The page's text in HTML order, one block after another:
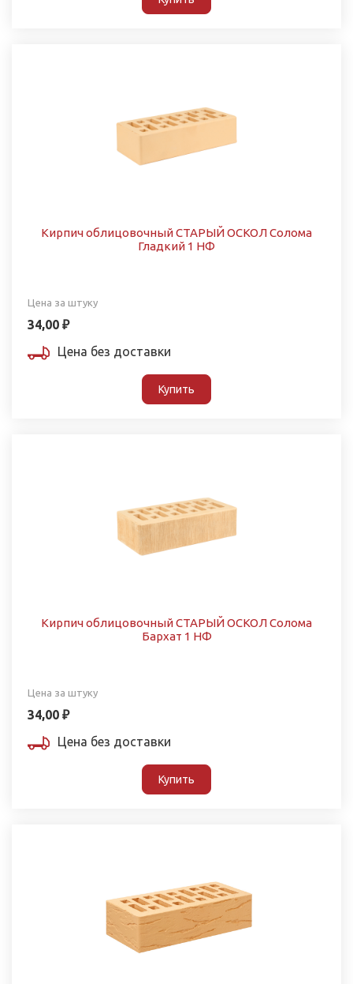
Кирпич облицовочный СТАРЫЙ ОСКОЛ Солома
Гладкий 1 НФ
Цена за штуку
34,00 ₽
Цена без доставки
Купить
Кирпич облицовочный СТАРЫЙ ОСКОЛ Солома
Бархат 1 НФ
Цена за штуку
34,00 ₽
Цена без доставки
Купить